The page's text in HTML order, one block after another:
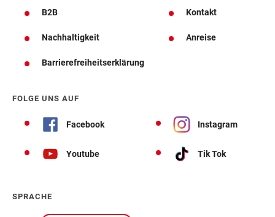
B2B Kontakt
Nachhaltigkeit Anreise
Barrierefreiheitserklärung
FOLGE UNS AUF
Facebook Instagram
Youtube Tik Tok
SPRACHE